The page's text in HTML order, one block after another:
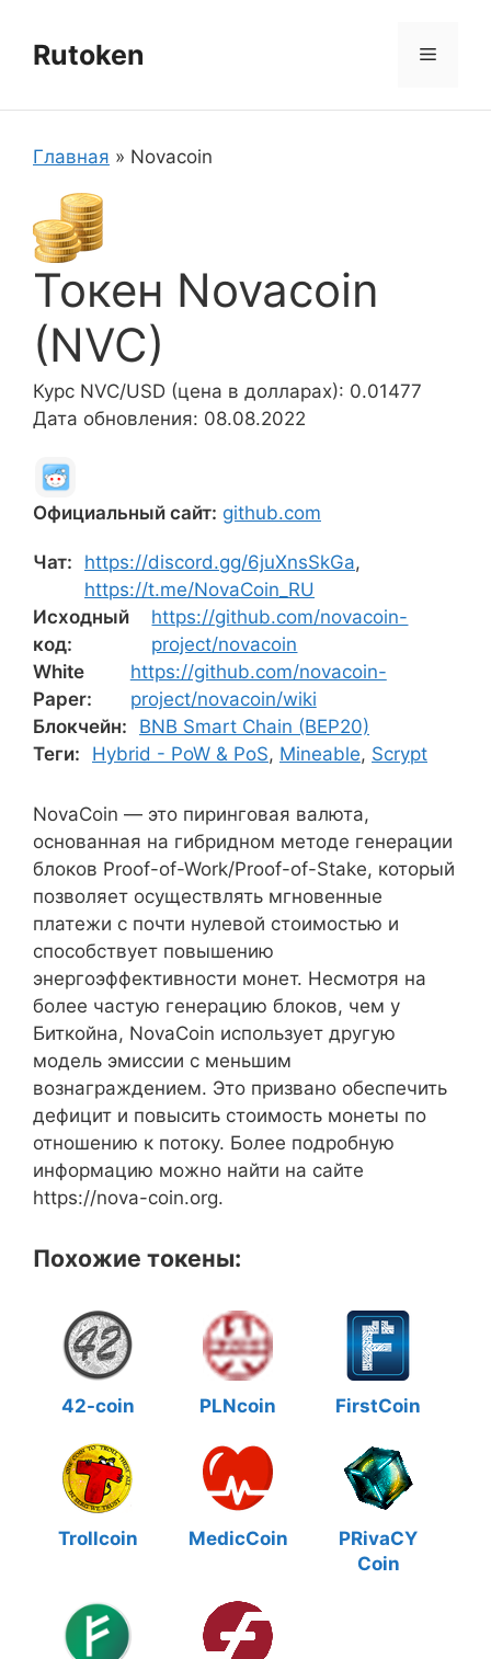
содержимому
Rutoken Меню
Главная » Novacoin
Токен Novacoin
(NVC)
Курс NVC/USD (цена в долларах): 0.01477
Дата обновления: 08.08.2022
Официальный сайт: github.com
Чат: https://discord.gg/6juXnsSkGa,
https://t.me/NovaCoin_RU
Исходный
код:
https://github.com/novacoin-
project/novacoin
White
Paper:
https://github.com/novacoin-
project/novacoin/wiki
Блокчейн:
BNB Smart Chain (BEP20)
Теги:
Hybrid - PoW & PoS, Mineable, Scrypt
NovaCoin — это пиринговая валюта,
основанная на гибридном методе генерации
блоков Proof-of-Work/Proof-of-Stake, который
позволяет осуществлять мгновенные
платежи с почти нулевой стоимостью и
способствует повышению
энергоэффективности монет. Несмотря на
более частую генерацию блоков, чем у
Биткойна, NovaCoin использует другую
модель эмиссии с меньшим
вознаграждением. Это призвано обеспечить
дефицит и повысить стоимость монеты по
отношению к потоку. Более подробную
информацию можно найти на сайте
https://nova-coin.org.
Похожие токены:
42-coin PLNcoin FirstCoin
Trollcoin MedicCoin
PRivaCY
Coin